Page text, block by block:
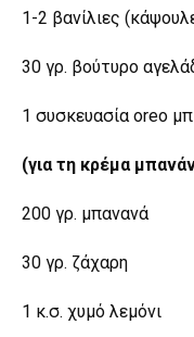
1-2 βανίλιες
30 γρ. βούτυρο
1 συσκευασία oreo
(για τη κρέμα
200 γρ. μπανανά
30 γρ. ζάχαρη
1 κ.σ. χυμό λεμόνι